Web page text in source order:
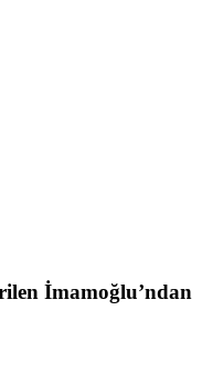
İmamoğlu’ndan